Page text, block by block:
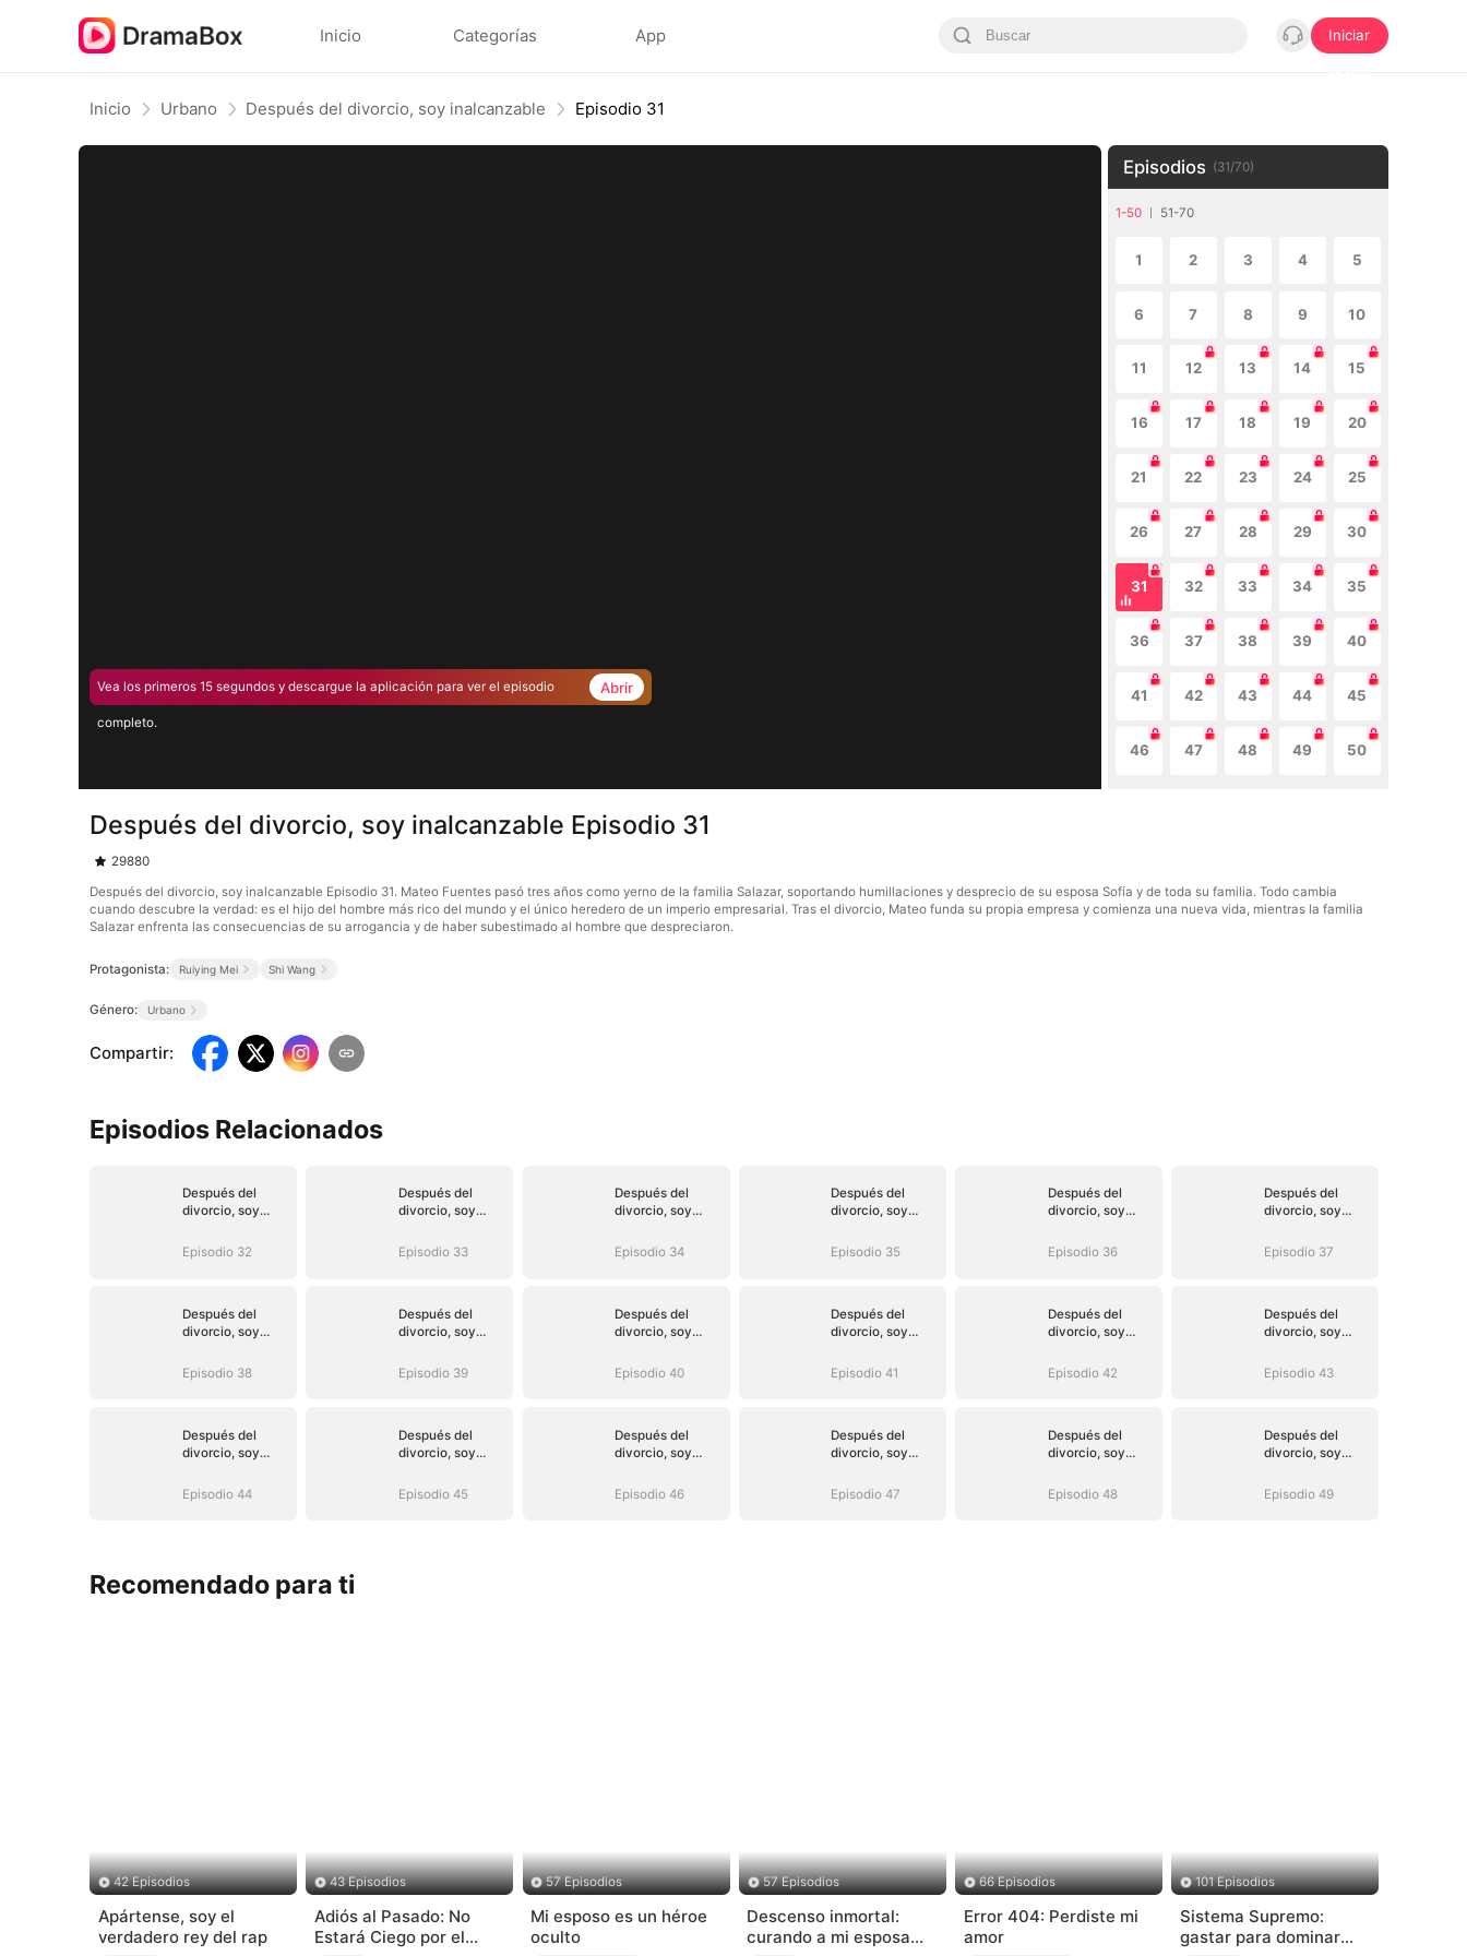
Inicio Categorías App Iniciar
Inicio Urbano Después del divorcio, soy inalcanzable Episodio 31
Vea los primeros 15 segundos y descargue la aplicación para ver el episodio
completo.
Abrir
Episodios (31/70)
1-50 51-70
1 2 3 4 5
6 7 8 9 10
11 12 13 14 15
16 17 18 19 20
21 22 23 24 25
26 27 28 29 30
31 32 33 34 35
36 37 38 39 40
41 42 43 44 45
46 47 48 49 50
Después del divorcio, soy inalcanzable Episodio 31
29880
Después del divorcio, soy inalcanzable Episodio 31. Mateo Fuentes pasó tres años como yerno de la familia Salazar, soportando humillaciones y desprecio de su esposa Sofía y de toda su familia. Todo cambia
cuando descubre la verdad: es el hijo del hombre más rico del mundo y el único heredero de un imperio empresarial. Tras el divorcio, Mateo funda su propia empresa y comienza una nueva vida, mientras la familia
Salazar enfrenta las consecuencias de su arrogancia y de haber subestimado al hombre que despreciaron.
Protagonista: Ruiying Mei Shi Wang
Género: Urbano
Compartir:
Episodios Relacionados
Después del
divorcio, soy
Episodio 32
Después del
divorcio, soy
Episodio 33
Después del
divorcio, soy
Episodio 34
Después del
divorcio, soy
Episodio 35
Después del
divorcio, soy
Episodio 36
Después del
divorcio, soy
Episodio 37
Después del
divorcio, soy
Episodio 38
Después del
divorcio, soy
Episodio 39
Después del
divorcio, soy
Episodio 40
Después del
divorcio, soy
Episodio 41
Después del
divorcio, soy
Episodio 42
Después del
divorcio, soy
Episodio 43
Después del
divorcio, soy
Episodio 44
Después del
divorcio, soy
Episodio 45
Después del
divorcio, soy
Episodio 46
Después del
divorcio, soy
Episodio 47
Después del
divorcio, soy
Episodio 48
Después del
divorcio, soy
Episodio 49
Recomendado para ti
42 Episodios
Apártense, soy el
verdadero rey del rap
43 Episodios
Adiós al Pasado: No
Estará Ciego por el
57 Episodios
Mi esposo es un héroe
oculto
57 Episodios
Descenso inmortal:
curando a mi esposa
66 Episodios
Error 404: Perdiste mi
amor
101 Episodios
Sistema Supremo:
gastar para dominar